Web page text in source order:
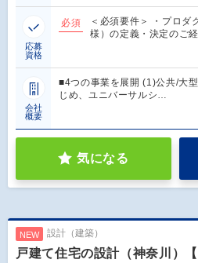
応募
資格
必須
＜必須要件＞ ・プロダ
様）の定義・決定のご
会社
概要
■4つの事業を展開 (1)公共/大
じめ、ユニバーサルシ…
気になる
NEW 設計（建築）
戸建て住宅の設計（神奈川）